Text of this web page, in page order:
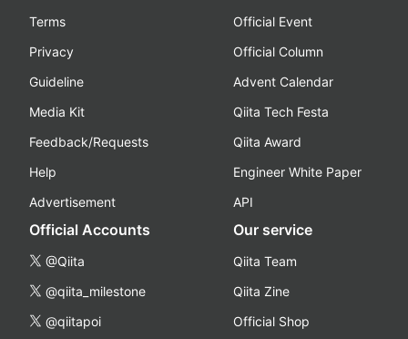
Terms
Privacy
Guideline
Media Kit
Feedback/Requests
Help
Advertisement
Official Event
Official Column
Advent Calendar
Qiita Tech Festa
Qiita Award
Engineer White Paper
API
Official Accounts
@Qiita
@qiita_milestone
@qiitapoi
Our service
Qiita Team
Qiita Zine
Official Shop